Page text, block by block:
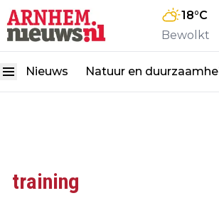
18°C
Bewolkt
Nieuws Natuur en
training